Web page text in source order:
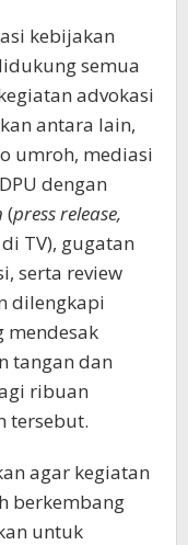
kebijakan
semua
advokasi
antara lain,
umroh, mediasi
dengan
(press release,
TV), gugatan
serta review
dilengkapi
mendesak
tangan dan
ribuan
tersebut.
agar kegiatan
berkembang
untuk